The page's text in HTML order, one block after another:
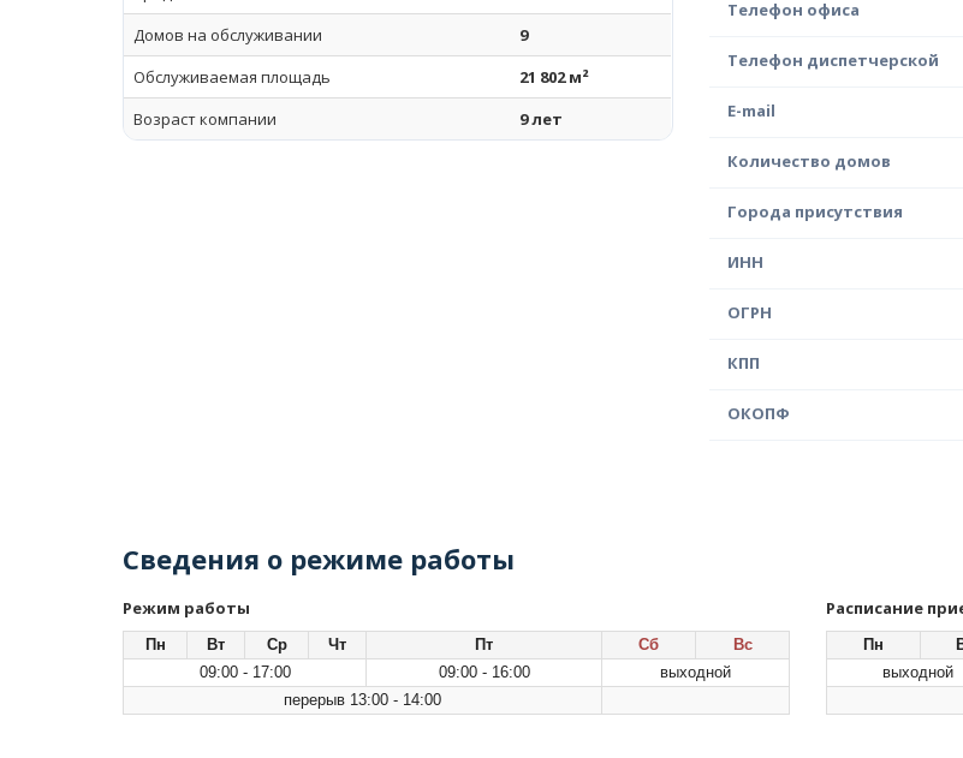
Домов на обслуживании
9
Обслуживаемая площадь
21 802 м²
Возраст компании
9 лет
Телефон офиса
Телефон диспетчерской
E-mail
Количество домов
Города присутствия
ИНН
ОГРН
КПП
ОКОПФ
Сведения о режиме работы
Режим работы
Пн Вт Ср Чт Пт Сб
Вс
09:00 - 17:00
09:00 - 16:00
выходной
перерыв 13:00 - 14:00
Расписание
Пн
выходной